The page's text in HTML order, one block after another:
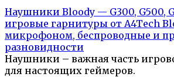
Наушники Bloody — G300, G500,
игровые гарнитуры от A4Tech
микрофоном, беспроводные и
разновидности
Наушники – важная часть
для настоящих геймеров.